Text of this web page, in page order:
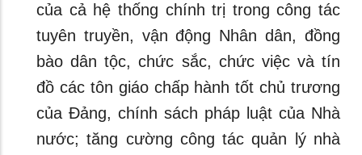
của cả hệ thống chính trị trong công tác
tuyên truyền, vận động Nhân dân, đồng
bào dân tộc, chức sắc, chức việc và tín
đồ các tôn giáo chấp hành tốt chủ trương
của Đảng, chính sách pháp luật của Nhà
nước; tăng cường công tác quản lý nhà